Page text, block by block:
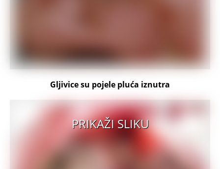
Gljivice su pojele pluća iznutra
PRIKAŽI SLIKU